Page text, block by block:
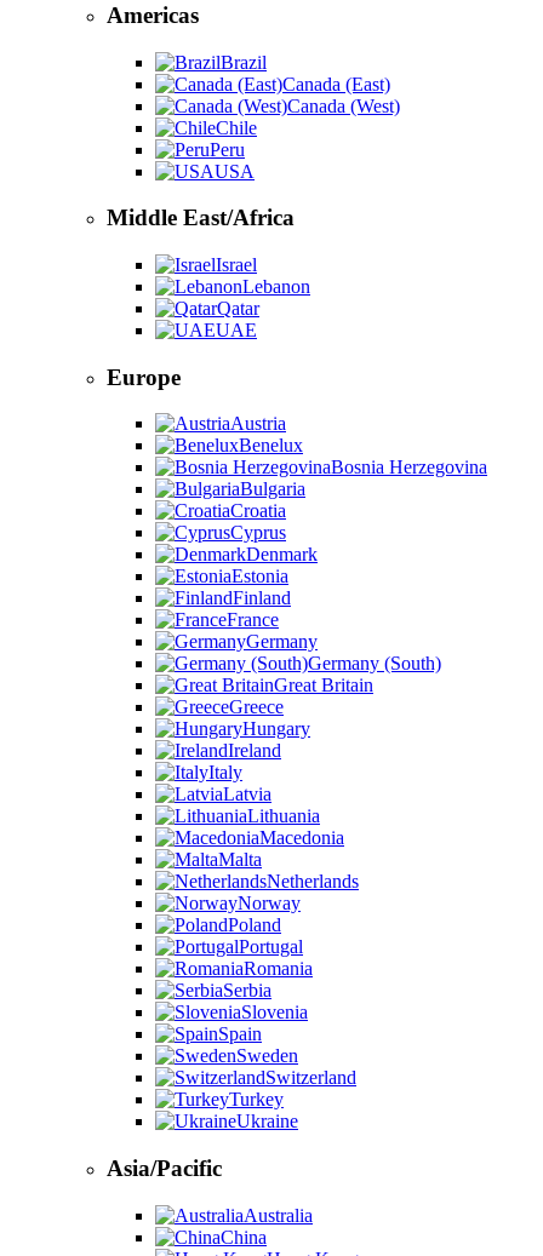
Americas
Brazil
Canada (East)
Canada (West)
Chile
Peru
USA
Middle East/Africa
Israel
Lebanon
Qatar
UAE
Europe
Austria
Benelux
Bosnia Herzegovina
Bulgaria
Croatia
Cyprus
Denmark
Estonia
Finland
France
Germany
Germany (South)
Great Britain
Greece
Hungary
Ireland
Italy
Latvia
Lithuania
Macedonia
Malta
Netherlands
Norway
Poland
Portugal
Romania
Serbia
Slovenia
Spain
Sweden
Switzerland
Turkey
Ukraine
Asia/Pacific
Australia
China